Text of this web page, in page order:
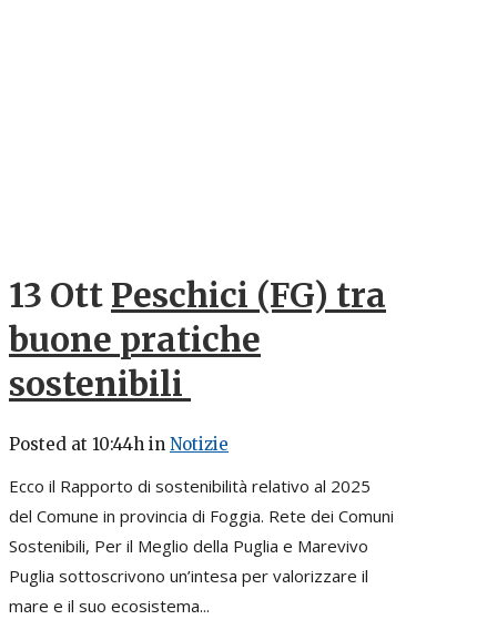
13 Ott Peschici (FG) tra
buone pratiche
sostenibili
Posted at 10:44h in Notizie
Ecco il Rapporto di sostenibilità relativo al 2025
del Comune in provincia di Foggia. Rete dei Comuni
Sostenibili, Per il Meglio della Puglia e Marevivo
Puglia sottoscrivono un’intesa per valorizzare il
mare e il suo ecosistema...